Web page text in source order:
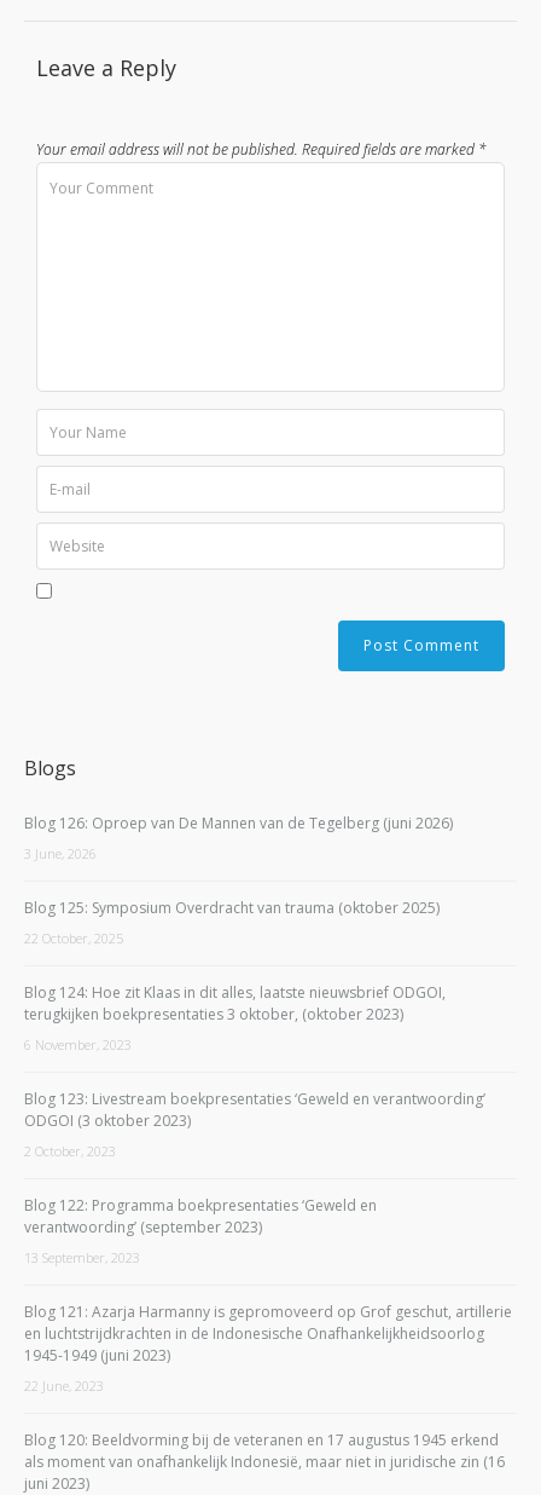
Leave a Reply
Your email address will not be published. Required fields are marked *
Blogs
Blog 126: Oproep van De Mannen van de Tegelberg (juni 2026)
3 June, 2026
Blog 125: Symposium Overdracht van trauma (oktober 2025)
22 October, 2025
Blog 124: Hoe zit Klaas in dit alles, laatste nieuwsbrief ODGOI,
terugkijken boekpresentaties 3 oktober, (oktober 2023)
6 November, 2023
Blog 123: Livestream boekpresentaties ‘Geweld en verantwoording’
ODGOI (3 oktober 2023)
2 October, 2023
Blog 122: Programma boekpresentaties ‘Geweld en
verantwoording’ (september 2023)
13 September, 2023
Blog 121: Azarja Harmanny is gepromoveerd op Grof geschut, artillerie
en luchtstrijdkrachten in de Indonesische Onafhankelijkheidsoorlog
1945-1949 (juni 2023)
22 June, 2023
Blog 120: Beeldvorming bij de veteranen en 17 augustus 1945 erkend
als moment van onafhankelijk Indonesië, maar niet in juridische zin (16
juni 2023)